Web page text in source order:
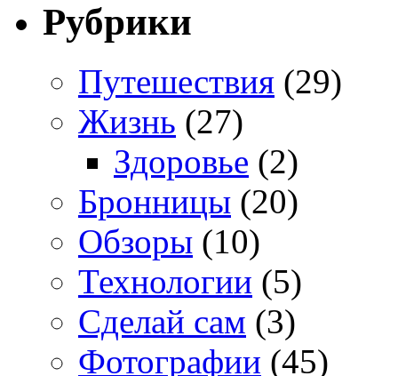
Рубрики
Путешествия (29)
Жизнь (27)
Здоровье (2)
Бронницы (20)
Обзоры (10)
Технологии (5)
Сделай сам (3)
Фотографии (45)